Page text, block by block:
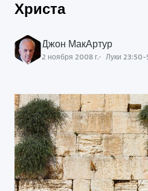
Христа
Джон МакАртур
2 ноября 2008 г. Луки 23:50-